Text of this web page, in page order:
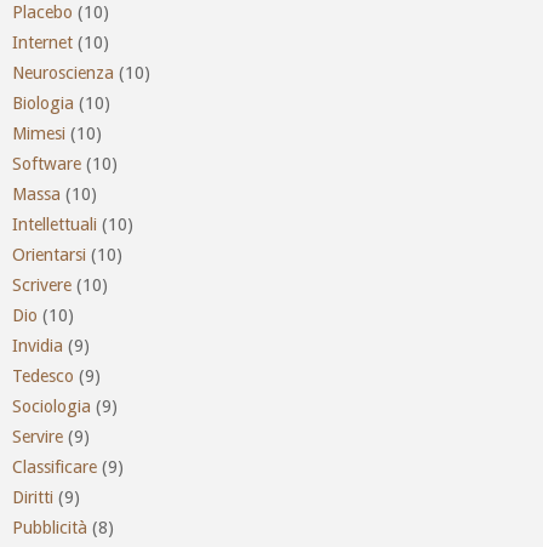
Placebo (10)
Internet (10)
Neuroscienza (10)
Biologia (10)
Mimesi (10)
Software (10)
Massa (10)
Intellettuali (10)
Orientarsi (10)
Scrivere (10)
Dio (10)
Invidia (9)
Tedesco (9)
Sociologia (9)
Servire (9)
Classificare (9)
Diritti (9)
Pubblicità (8)